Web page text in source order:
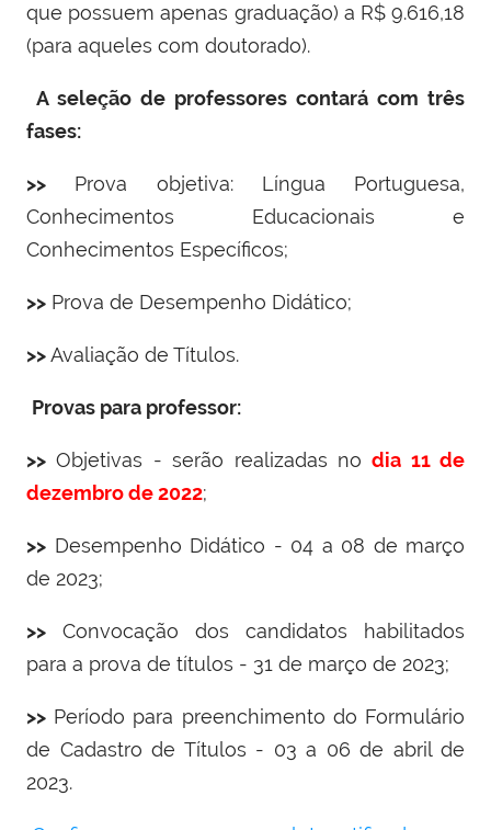
que possuem apenas graduação) a R$ 9.616,18
(para aqueles com doutorado).
A seleção de professores contará com três
fases:
>> Prova objetiva: Língua Portuguesa,
Conhecimentos Educacionais e
Conhecimentos Específicos;
>> Prova de Desempenho Didático;
>>Avaliação de Títulos.
Provas para professor:
>> Objetivas - serão realizadas nodia 11 de
dezembro de 2022;
>> Desempenho Didático - 04 a 08 de março
de 2023;
>> Convocação dos candidatos habilitados
para a prova de títulos - 31 de março de 2023;
>> Período para preenchimento do Formulário
de Cadastro de Títulos - 03 a 06 de abril de
2023.